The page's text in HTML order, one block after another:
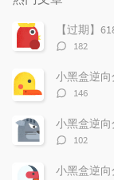
文
章
【过期】
评
数：
182
小黑盒逆
评
数：
146
小黑盒逆向
评
数：
102
小黑盒逆向